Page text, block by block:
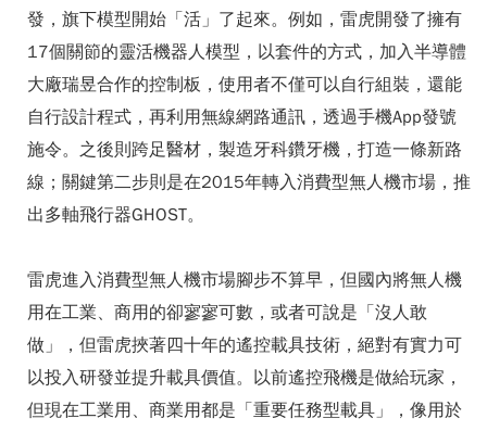
發，旗下模型開始「活」了起來。例如，雷虎開發了擁有
17個關節的靈活機器人模型，以套件的方式，加入半導體
大廠瑞昱合作的控制板，使用者不僅可以自行組裝，還能
自行設計程式，再利用無線網路通訊，透過手機App發號
施令。之後則跨足醫材，製造牙科鑽牙機，打造一條新路
線；關鍵第二步則是在2015年轉入消費型無人機市場，推
出多軸飛行器GHOST。
雷虎進入消費型無人機市場腳步不算早，但國內將無人機
用在工業、商用的卻寥寥可數，或者可說是「沒人敢
做」，但雷虎挾著四十年的遙控載具技術，絕對有實力可
以投入研發並提升載具價值。以前遙控飛機是做給玩家，
但現在工業用、商業用都是「重要任務型載具」，像用於